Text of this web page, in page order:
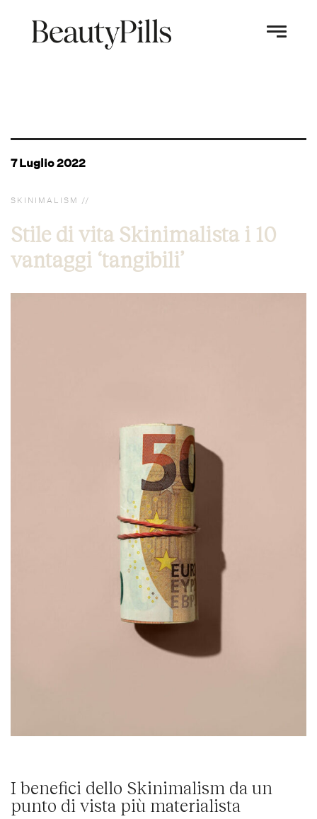
7 Luglio 2022
SKINIMALISM
Stile di vita Skinimalista i 10
vantaggi ‘tangibili’
I benefici dello Skinimalism da un
punto di vista più materialista